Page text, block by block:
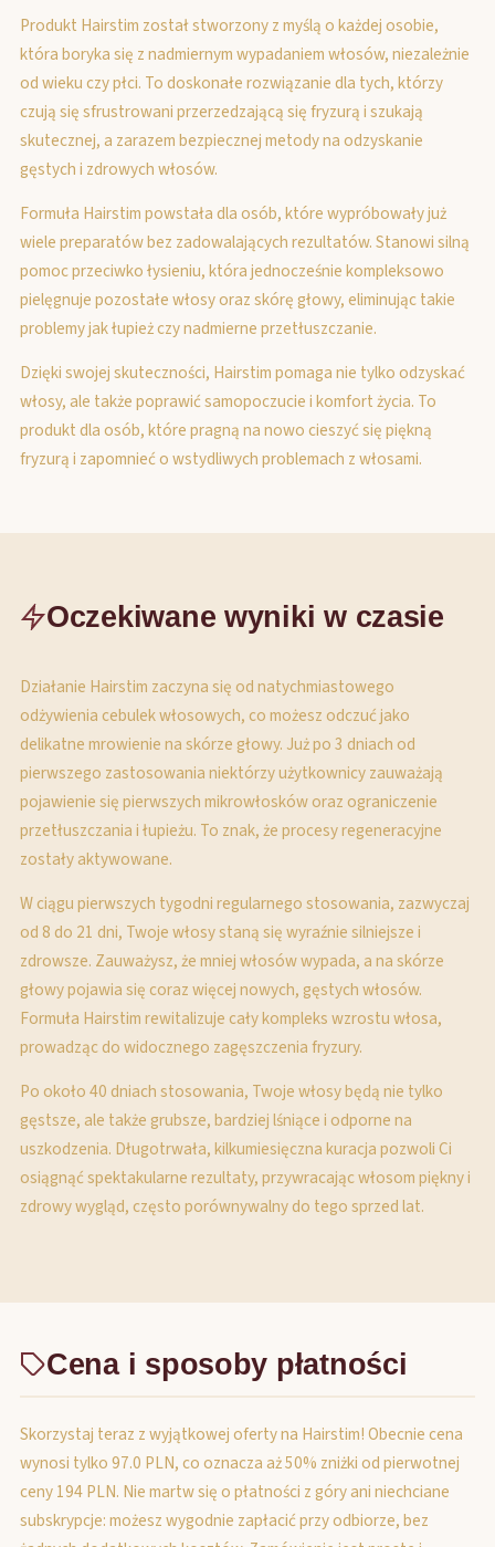
Produkt Hairstim został stworzony z myślą o każdej osobie,
która boryka się z nadmiernym wypadaniem włosów, niezależnie
od wieku czy płci. To doskonałe rozwiązanie dla tych, którzy
czują się sfrustrowani przerzedzającą się fryzurą i szukają
skutecznej, a zarazem bezpiecznej metody na odzyskanie
gęstych i zdrowych włosów.
Formuła Hairstim powstała dla osób, które wypróbowały już
wiele preparatów bez zadowalających rezultatów. Stanowi silną
pomoc przeciwko łysieniu, która jednocześnie kompleksowo
pielęgnuje pozostałe włosy oraz skórę głowy, eliminując takie
problemy jak łupież czy nadmierne przetłuszczanie.
Dzięki swojej skuteczności, Hairstim pomaga nie tylko odzyskać
włosy, ale także poprawić samopoczucie i komfort życia. To
produkt dla osób, które pragną na nowo cieszyć się piękną
fryzurą i zapomnieć o wstydliwych problemach z włosami.
Oczekiwane wyniki w czasie
Działanie Hairstim zaczyna się od natychmiastowego
odżywienia cebulek włosowych, co możesz odczuć jako
delikatne mrowienie na skórze głowy. Już po 3 dniach od
pierwszego zastosowania niektórzy użytkownicy zauważają
pojawienie się pierwszych mikrowłosków oraz ograniczenie
przetłuszczania i łupieżu. To znak, że procesy regeneracyjne
zostały aktywowane.
W ciągu pierwszych tygodni regularnego stosowania, zazwyczaj
od 8 do 21 dni, Twoje włosy staną się wyraźnie silniejsze i
zdrowsze. Zauważysz, że mniej włosów wypada, a na skórze
głowy pojawia się coraz więcej nowych, gęstych włosów.
Formuła Hairstim rewitalizuje cały kompleks wzrostu włosa,
prowadząc do widocznego zagęszczenia fryzury.
Po około 40 dniach stosowania, Twoje włosy będą nie tylko
gęstsze, ale także grubsze, bardziej lśniące i odporne na
uszkodzenia. Długotrwała, kilkumiesięczna kuracja pozwoli Ci
osiągnąć spektakularne rezultaty, przywracając włosom piękny i
zdrowy wygląd, często porównywalny do tego sprzed lat.
Cena i sposoby płatności
Skorzystaj teraz z wyjątkowej oferty na Hairstim! Obecnie cena
wynosi tylko 97.0 PLN, co oznacza aż 50% zniżki od pierwotnej
ceny 194 PLN. Nie martw się o płatności z góry ani niechciane
subskrypcje: możesz wygodnie zapłacić przy odbiorze, bez